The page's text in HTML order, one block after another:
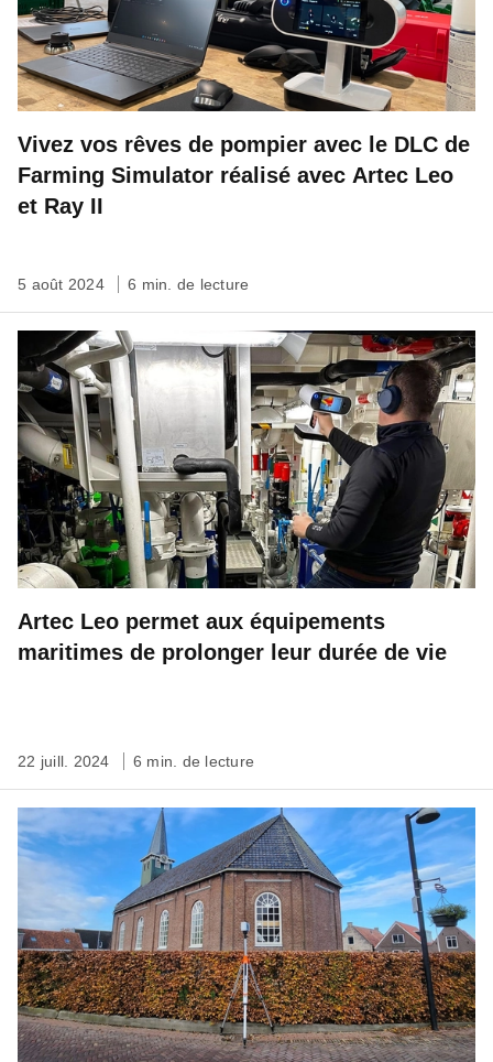
Vivez vos rêves de pompier avec le DLC de
Farming Simulator réalisé avec Artec Leo
et Ray II
5 août 2024 6 min. de lecture
Artec Leo permet aux équipements
maritimes de prolonger leur durée de vie
22 juill. 2024 6 min. de lecture